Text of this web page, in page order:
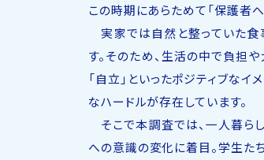
この時期にあらためて「保護者
実家では自然と整っていた食
す。そのため、生活の中で負担
「自立」といったポジティブな
なハードルが存在しています。
そこで本調査では、一人暮ら
への意識の変化に着目。学生た